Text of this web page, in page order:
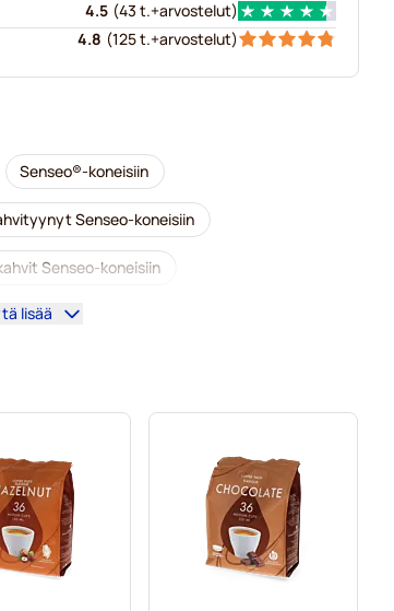
4.5 (43 t.+arvostelut)
4.8 (125 t.+arvostelut)
Senseo®-koneisiin
Senseo-koneisiin
Senseo-koneisiin
Kahvityynyt Senseo®-koneisiin
Friele-kahvityynyt Senseo-koneisiin
Gimoka-kahvityynyt Senseo-koneisiin
for Senseo® Kaffekapslen for Senseo®
lisää